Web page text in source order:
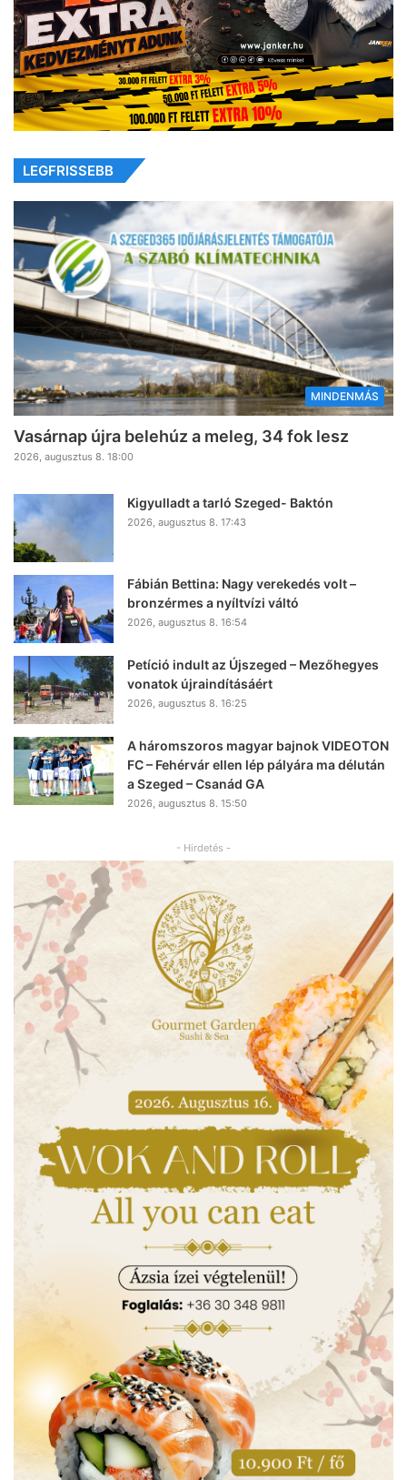
LEGFRISSEBB
MINDENMÁS
Vasárnap újra belehúz a meleg, 34 fok lesz
2026, augusztus 8. 18:00
Kigyulladt a tarló Szeged- Baktón
2026, augusztus 8. 17:43
Fábián Bettina: Nagy verekedés volt –
bronzérmes a nyíltvízi váltó
2026, augusztus 8. 16:54
Petíció indult az Újszeged – Mezőhegyes
vonatok újraindításáért
2026, augusztus 8. 16:25
A háromszoros magyar bajnok VIDEOTON
FC – Fehérvár ellen lép pályára ma délután
a Szeged – Csanád GA
2026, augusztus 8. 15:50
- Hirdetés -